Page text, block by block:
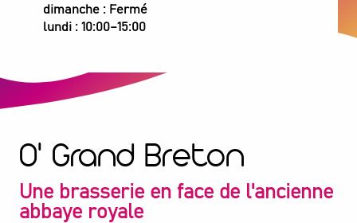
dimanche : Fermé
lundi : 10:00–15:00
Restaurant - Espace Marguerite
RESTAURANT
O' Grand Breton
Une brasserie en face de l'ancienne
abbaye royale